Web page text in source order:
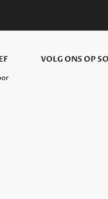
VOLG ONS OP